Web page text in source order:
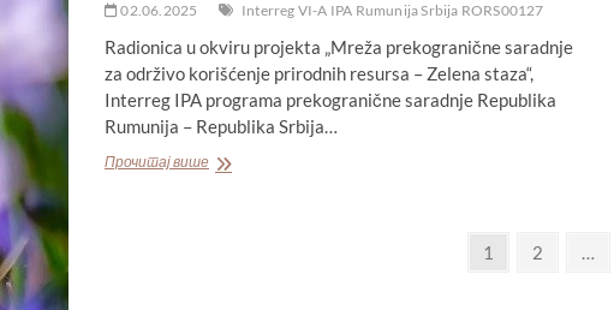
02.06.2025 Interreg VI-A IPA Rumunija Srbija RORS00127
Radionica u okviru projekta „Mreža prekogranične saradnje
za održivo korišćenje prirodnih resursa – Zelena staza“,
Interreg IPA programa prekogranične saradnje Republika
Rumunija – Republika Srbija…
Прочитај вишеRADIONICA
Page
1 Page
2 …